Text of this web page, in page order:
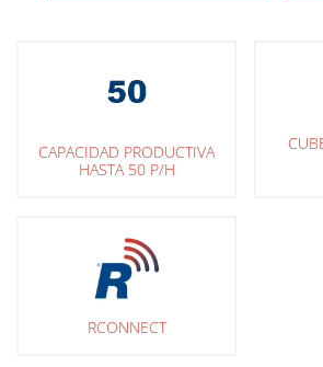
CAPACIDAD PRODUCTIVA
HASTA 50 P/H
RCONNECT